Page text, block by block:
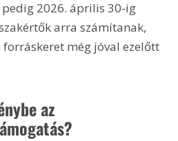
pedig 2026. április 30-ig
arra számítanak,
még jóval ezelőtt
az